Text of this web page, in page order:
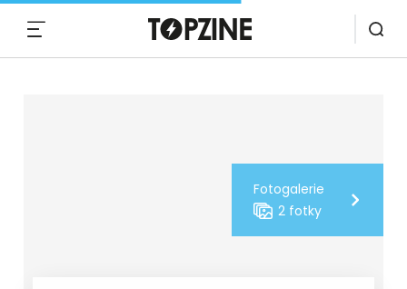
Fotogalerie
2 fotky